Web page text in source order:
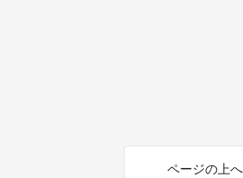
ページの上